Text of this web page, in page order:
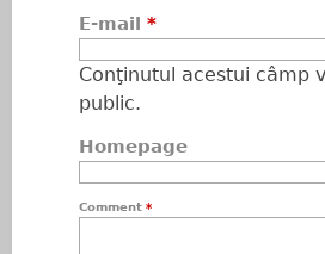
E-mail *
Conţinutul acestui câmp
public.
Homepage
Comment *